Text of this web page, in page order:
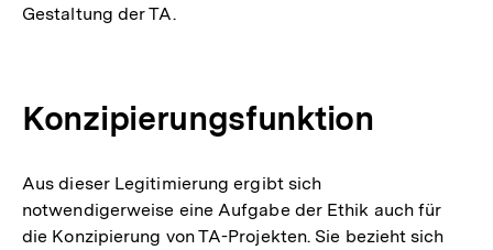
Gestaltung der TA.
Konzipierungsfunktion
Aus dieser Legitimierung ergibt sich
notwendigerweise eine Aufgabe der Ethik auch für
die Konzipierung von TA-Projekten. Sie bezieht sich